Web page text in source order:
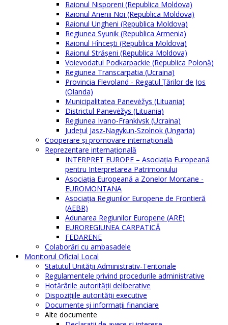
Raionul Nisporeni (Republica Moldova)
Raionul Anenii Noi (Republica Moldova)
Raionul Ungheni (Republica Moldova)
Regiunea Syunik (Republica Armenia)
Raionul Hîncești (Republica Moldova)
Raionul Străşeni (Republica Moldova)
Voievodatul Podkarpackie (Republica Polonă)
Regiunea Transcarpatia (Ucraina)
Provincia Flevoland - Regatul Ţărilor de Jos
(Olanda)
Municipalitatea Panevėžys (Lituania)
Districtul Panevėžys (Lituania)
Regiunea Ivano-Frankivsk (Ucraina)
Judeţul Jasz-Nagykun-Szolnok (Ungaria)
Cooperare şi promovare internaţională
Reprezentare internaţională
INTERPRET EUROPE – Asociația Europeană
pentru Interpretarea Patrimoniului
Asociația Europeană a Zonelor Montane -
EUROMONTANA
Asociația Regiunilor Europene de Frontieră
(AEBR)
Adunarea Regiunilor Europene (ARE)
EUROREGIUNEA CARPATICĂ
FEDARENE
Colaborări cu ambasadele
Monitorul Oficial Local
Statutul Unităţii Administrativ-Teritoriale
Regulamentele privind procedurile administrative
Hotărârile autorităţii deliberative
Dispoziţiile autorităţii executive
Documente şi informaţii financiare
Alte documente